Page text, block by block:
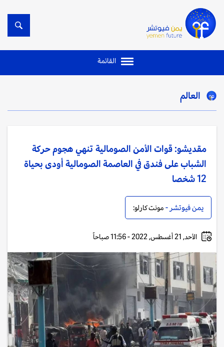
القائمة
العالم
مقديشو: قوات الأمن الصومالية تنهي هجوم حركة
الشباب على فندق في العاصمة الصومالية أودى بحياة
12 شخصا
يمن فيوتشر - مونت كارلو:
الأحد, 21 أغسطس, 2022 - 11:56 صباحاً